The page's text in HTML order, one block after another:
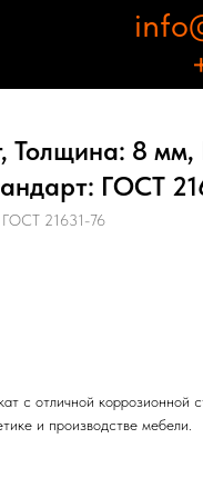
Толщина: 8 мм,
ГОСТ
21631-76
с отличной коррозионной
и производстве мебели.